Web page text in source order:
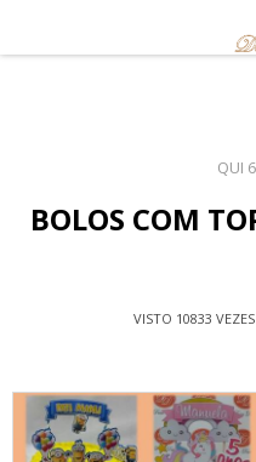
QUI
BOLOS COM
VISTO 10833 VEZES